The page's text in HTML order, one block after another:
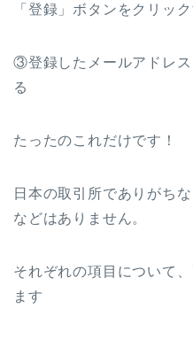
「登録」ボタンをクリッ
③登録したメールアドレ
る
たったのこれだけです！
日本の取引所でありがち
などはありません。
それぞれの項目について
ます